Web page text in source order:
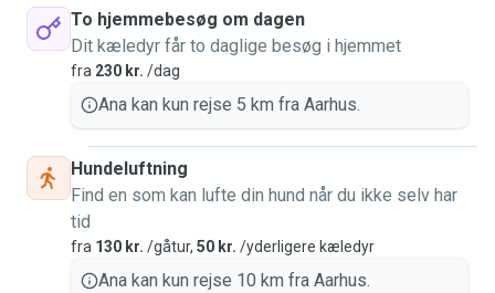
To hjemmebesøg om dagen
Dit kæledyr får to daglige besøg i hjemmet
fra 230 kr. /dag
Ana kan kun rejse 5 km fra Aarhus.
Hundeluftning
Find en som kan lufte din hund når du ikke selv har
tid
fra 130 kr. /gåtur, 50 kr. /yderligere kæledyr
Ana kan kun rejse 10 km fra Aarhus.